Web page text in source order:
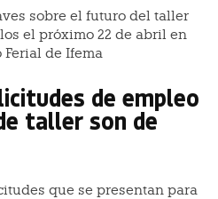
sobre el futuro del taller
el próximo 22 de abril en
Ferial de Ifema
de empleo
taller son de
que se presentan para